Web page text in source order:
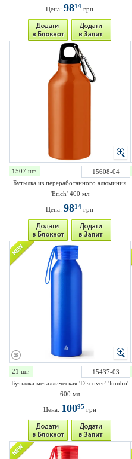
Цена: 9814 грн
1507 шт.
15608-04
Бутылка из переработанного алюминия
'Erich' 400 мл
Цена: 9814 грн
21 шт.
15437-03
Бутылка металлическая 'Discover' 'Jumbo'
600 мл
Цена: 10095 грн